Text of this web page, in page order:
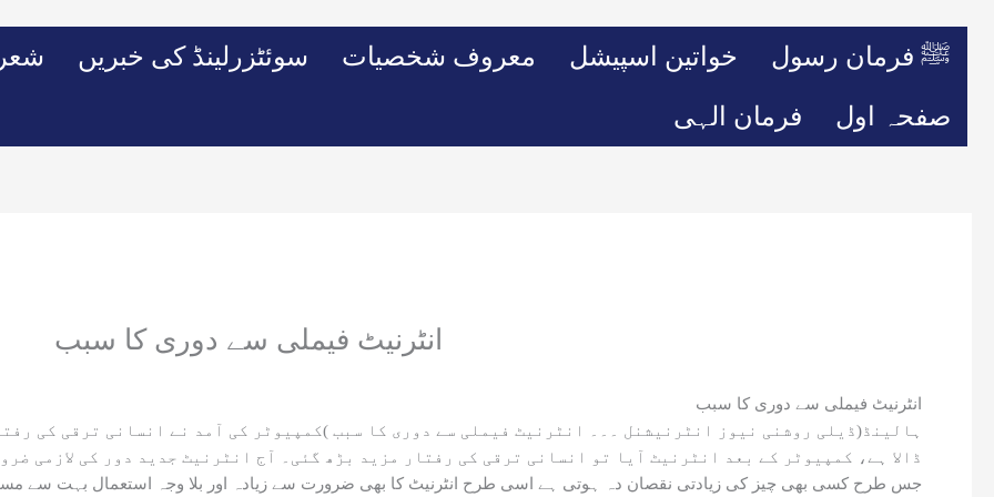
سوئٹزرلینڈ کی خبریں معروف شخصیات خواتین اسپیشل ﷺ فرمان رسول
فرمان الہی صفحہ اول
انٹرنیٹ فیملی سے دوری کا سبب
انٹرنیٹ فیملی سے دوری کا سبب
ہالینڈ(ڈیلی روشنی نیوز انٹرنیشنل ۔۔۔ انٹرنیٹ فیملی سے دوری کا سبب )کمپیوٹر کی آمد نے انسانی ترقی کی
ڈالا ہے، کمپیوٹر کے بعد انٹرنیٹ آیا تو انسانی ترقی کی رفتار مزید بڑھ گئی۔ آج انٹرنیٹ جدید دور کی لازمی
جس طرح کسی بھی چیز کی زیادتی نقصان دہ ہوتی ہے اسی طرح انٹرنیٹ کا بھی ضرورت سے زیادہ اور بلا وجہ استعمال بہت سے